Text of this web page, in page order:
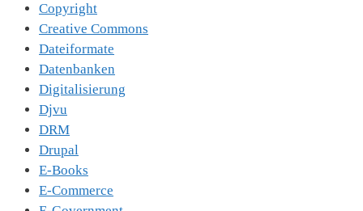
Copyright
Creative Commons
Dateiformate
Datenbanken
Digitalisierung
Djvu
DRM
Drupal
E-Books
E-Commerce